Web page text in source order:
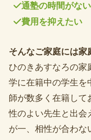
通塾の時間がない
費用を抑えたい
そんなご家庭には家
ひのきあすなろの家
学に在籍中の学生を
師が数多く在籍して
性のよい先生と出会
が一、相性が合わな